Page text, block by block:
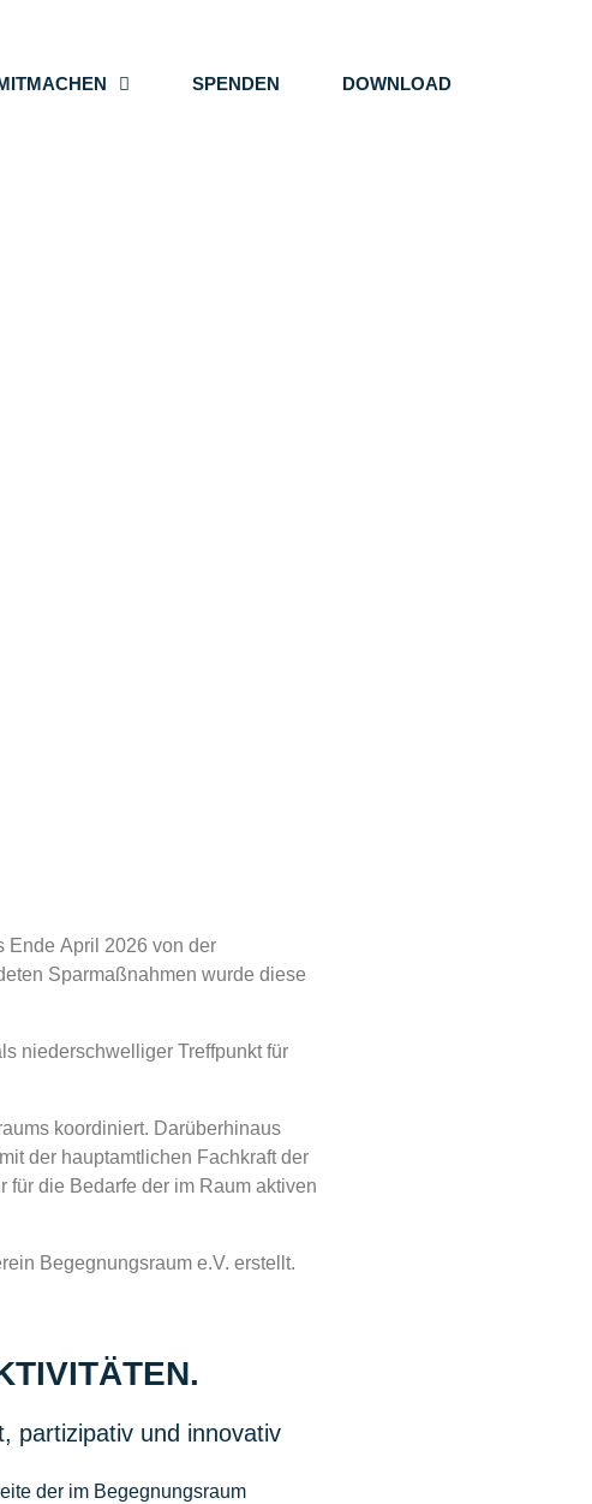
SPENDEN DOWNLOAD
Ende April 2026 von der
Sparmaßnahmen wurde diese
niederschwelliger Treffpunkt für
koordiniert. Darüberhinaus
der hauptamtlichen Fachkraft der
für die Bedarfe der im Raum aktiven
Begegnungsraum e.V. erstellt.
partizipativ und innovativ
der im Begegnungsraum